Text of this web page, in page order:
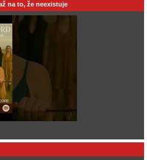
na to, že neexistuje